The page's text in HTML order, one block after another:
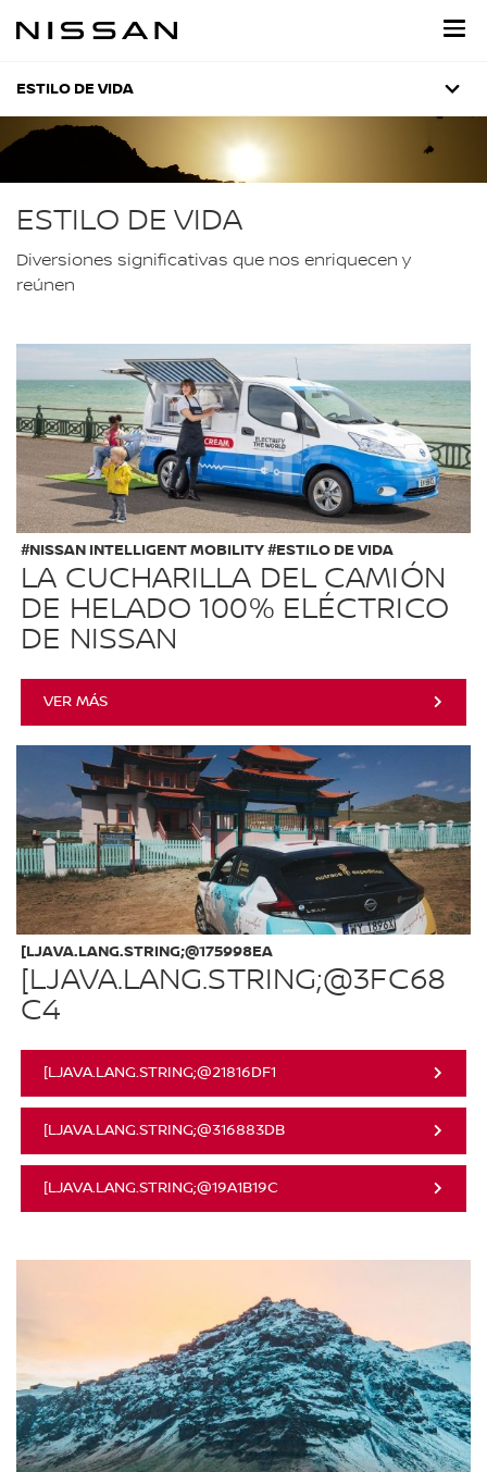
ESTILO DE VIDA
ESTILO DE VIDA
Diversiones significativas que nos enriquecen y
reúnen
LA CUCHARILLA DEL CAMIÓN
DE HELADO 100% ELÉCTRICO
DE NISSAN
#NISSAN INTELLIGENT MOBILITY #ESTILO DE VIDA
VER MÁS
[LJAVA.LANG.STRING;@3FC68
C4
[LJAVA.LANG.STRING;@175998EA
[LJAVA.LANG.STRING;@21816DF1
[LJAVA.LANG.STRING;@316883DB
[LJAVA.LANG.STRING;@19A1B19C